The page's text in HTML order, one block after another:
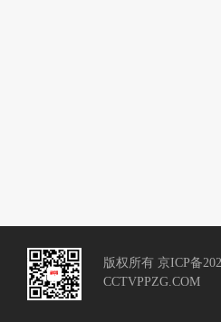
版权所有 京ICP备
CCTVPPZG.COM